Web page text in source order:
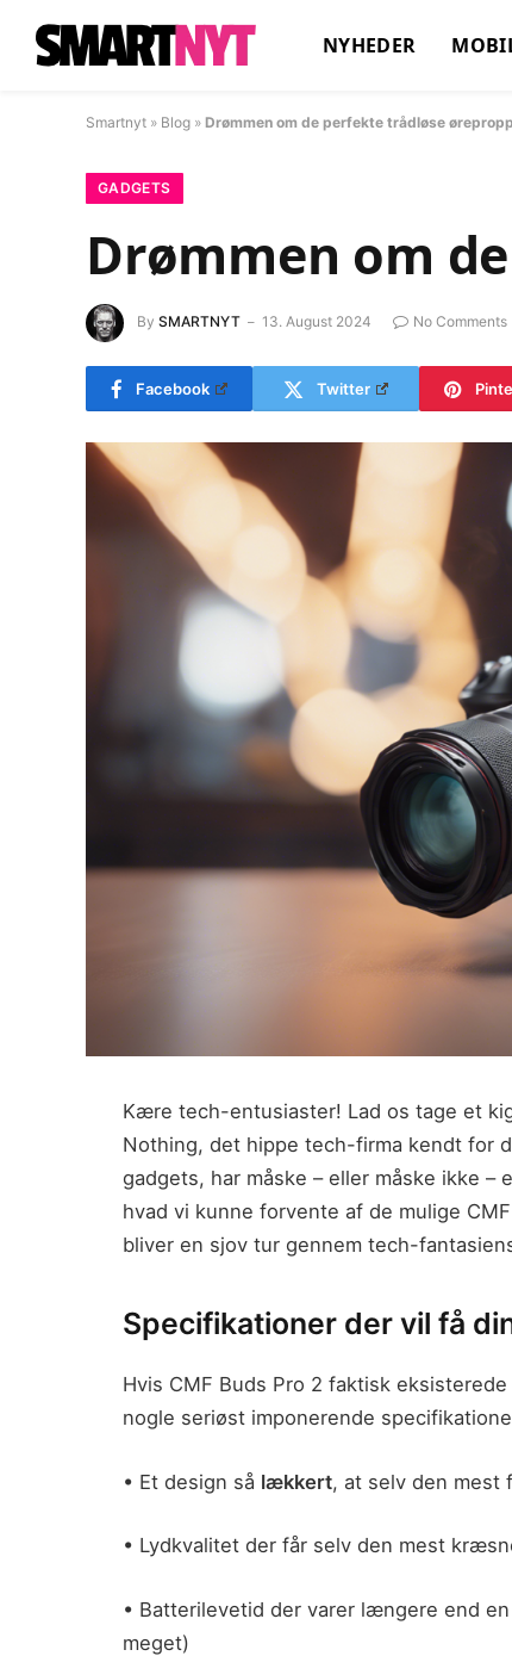
NYHEDER
Smartnyt » Blog » Drømmen om de perfekte trådløse
GADGETS
Drømmen om
By SMARTNYT 13. August 2024 No Comments
Facebook Twitter
Kære tech-entusiaster! Lad os tage et
Nothing, det hippe tech-firma kendt for
gadgets, har måske – eller måske ikke
hvad vi kunne forvente af de mulige
bliver en sjov tur gennem tech-
Specifikationer der vil få
Hvis CMF Buds Pro 2 faktisk
nogle seriøst imponerende
• Et design så lækkert, at selv den mest
• Lydkvalitet der får selv den mest
• Batterilevetid der varer længere end
meget)